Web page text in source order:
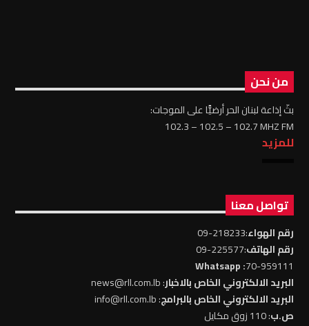
من نحن
بثّ إذاعة لبنان الحر أرضيًّا على الموجات:
102.3 – 102.5 – 102.7 MHZ FM
للمزيد
تواصل معنا
رقم الهواء:218233-09
رقم الهاتف:225577-09
70-959111
: Whatsapp
البريد الالكتروني الخاص بالاخبار: news@rll.com.lb
البريد الالكتروني الخاص بالبرامج: info@rll.com.lb
ص.ب: 110 زوق مكايل